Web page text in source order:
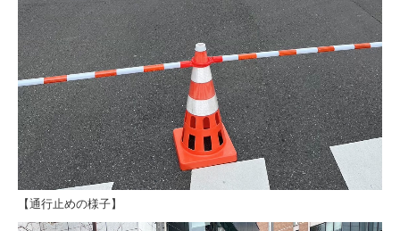
【通行止めの様子】